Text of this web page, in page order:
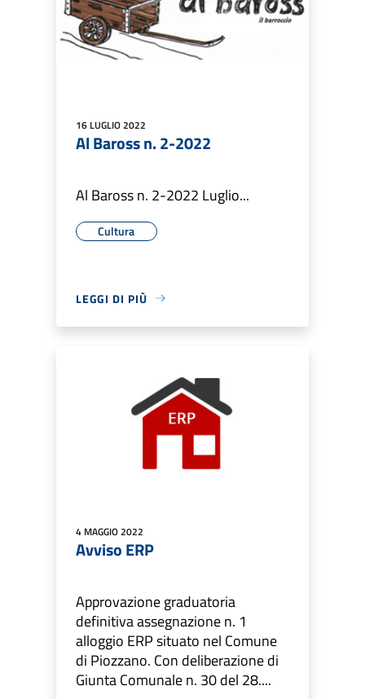
16 LUGLIO 2022
Al Baross n. 2-2022
Al Baross n. 2-2022 Luglio...
Cultura
LEGGI DI PIÙ
4 MAGGIO 2022
Avviso ERP
Approvazione graduatoria
definitiva assegnazione n. 1
alloggio ERP situato nel Comune
di Piozzano. Con deliberazione di
Giunta Comunale n. 30 del 28....